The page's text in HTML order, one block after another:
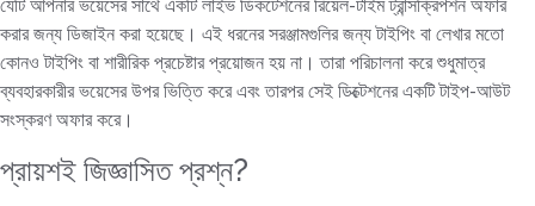
করার জন্য ডিজাইন করা হয়েছে। এই ধরনের সরঞ্জামগুলির জন্য টাইপিং বা লেখার মতো
কোনও টাইপিং বা শারীরিক প্রচেষ্টার প্রয়োজন হয় না। তারা পরিচালনা করে শুধুমাত্র
ব্যবহারকারীর ভয়েসের উপর ভিত্তি করে এবং তারপর সেই ডিক্টেশনের একটি টাইপ-আউট
সংস্করণ অফার করে।
প্রায়শই জিজ্ঞাসিত প্রশ্ন?